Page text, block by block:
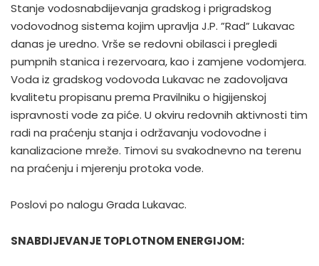
Stanje vodosnabdijevanja gradskog i prigradskog
vodovodnog sistema kojim upravlja J.P. ”Rad” Lukavac
danas je uredno. Vrše se redovni obilasci i pregledi
pumpnih stanica i rezervoara, kao i zamjene vodomjera.
Voda iz gradskog vodovoda Lukavac ne zadovoljava
kvalitetu propisanu prema Pravilniku o higijenskoj
ispravnosti vode za piće. U okviru redovnih aktivnosti tim
radi na praćenju stanja i održavanju vodovodne i
kanalizacione mreže. Timovi su svakodnevno na terenu
na praćenju i mjerenju protoka vode.
Poslovi po nalogu Grada Lukavac.
SNABDIJEVANJE TOPLOTNOM ENERGIJOM: